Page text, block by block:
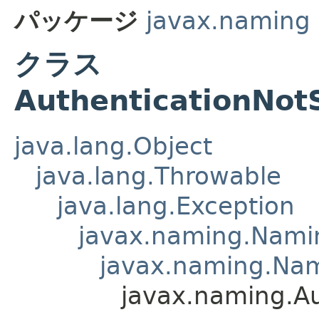
パッケージ javax.naming
クラス
java.lang.Object
java.lang.Throwable
java.lang.Exception